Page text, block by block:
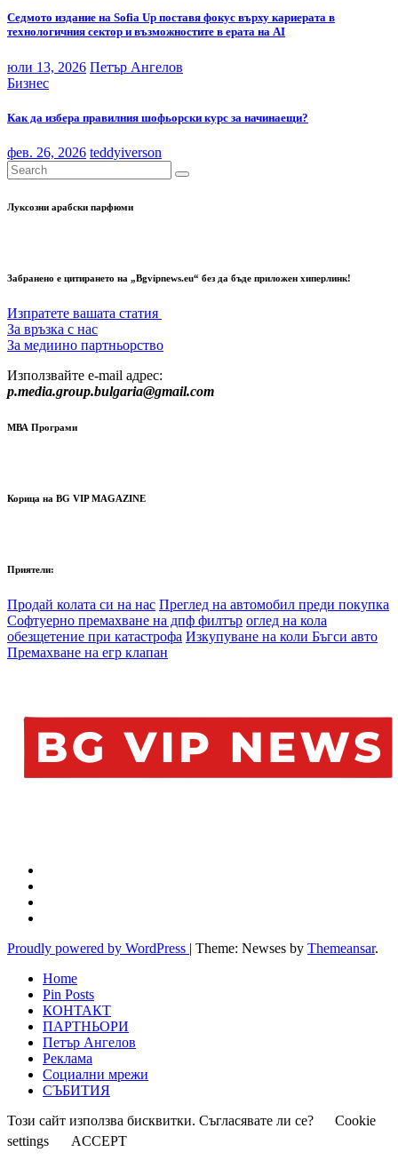
Седмото издание на Sofia Up поставя фокус върху кариерата в
технологичния сектор и възможностите в ерата на AI
юли 13, 2026 Петър Ангелов
Бизнес
Как да избера правилния шофьорски курс за начинаещи?
фев. 26, 2026 teddyiverson
Луксозни арабски парфюми
Забранено е цитирането на „Bgvipnews.eu“ без да бъде приложен хиперлинк!
Изпратете вашата статия
За връзка с нас
За медиино партньорство
Използвайте e-mail адрес:
p.media.group.bulgaria@gmail.com
МВА Програми
Корица на BG VIP MAGAZINE
Приятели:
Продай колата си на нас Преглед на автомобил преди покупка
Софтуерно премахване на дпф филтър оглед на кола
обезщетение при катастрофа Изкупуване на коли Бъгси авто
Премахване на егр клапан
Proudly powered by WordPress | Theme: Newses by Themeansar.
Home
Pin Posts
КОНТАКТ
ПАРТНЬОРИ
Петър Ангелов
Реклама
Социални мрежи
СЪБИТИЯ
Този сайт използва бисквитки. Съгласявате ли се?
Cookie
settings
ACCEPT